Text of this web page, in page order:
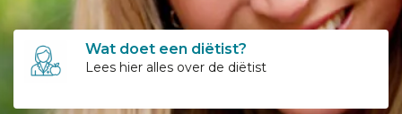
Wat doet een diëtist?
Lees hier alles over de diëtist